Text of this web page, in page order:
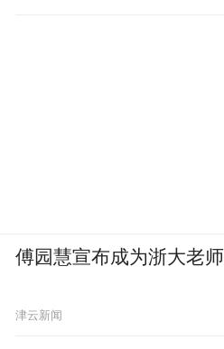
傅园慧宣布成为浙大老师
津云新闻